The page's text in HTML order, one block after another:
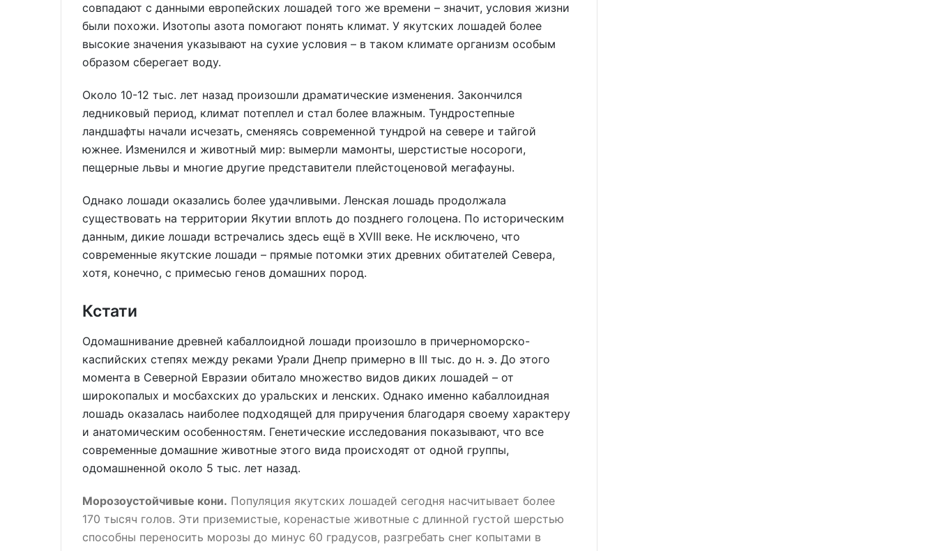
совпадают с данными европейских лошадей того же времени – значит, условия жизни
были похожи. Изотопы азота помогают понять климат. У якутских лошадей более
высокие значения указывают на сухие условия – в таком климате организм особым
образом сберегает воду.
Около 10-12 тыс. лет назад произошли драматические изменения. Закончился
ледниковый период, климат потеплел и стал более влажным. Тундростепные
ландшафты начали исчезать, сменяясь современной тундрой на севере и тайгой
южнее. Изменился и животный мир: вымерли мамонты, шерстистые носороги,
пещерные львы и многие другие представители плейстоценовой мегафауны.
Однако лошади оказались более удачливыми. Ленская лошадь продолжала
существовать на территории Якутии вплоть до позднего голоцена. По историческим
данным, дикие лошади встречались здесь ещё в XVIII веке. Не исключено, что
современные якутские лошади – прямые потомки этих древних обитателей Севера,
хотя, конечно, с примесью генов домашних пород.
Кстати
Одомашнивание древней кабаллоидной лошади произошло в причерноморско-
каспийских степях между реками Урали Днепр примерно в III тыс. до н. э. До этого
момента в Северной Евразии обитало множество видов диких лошадей – от
широкопалых и мосбахских до уральских и ленских. Однако именно кабаллоидная
лошадь оказалась наиболее подходящей для приручения благодаря своему характеру
и анатомическим особенностям. Генетические исследования показывают, что все
современные домашние животные этого вида происходят от одной группы,
одомашненной около 5 тыс. лет назад.
Морозоустойчивые кони. Популяция якутских лошадей сегодня насчитывает более
170 тысяч голов. Эти приземистые, коренастые животные с длинной густой шерстью
способны переносить морозы до минус 60 градусов, разгребать снег копытами в